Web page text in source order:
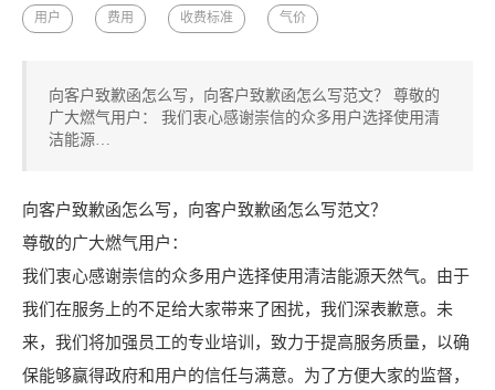
用户 费用 收费标准 气价
向客户致歉函怎么写，向客户致歉函怎么写范文？ 尊敬的
广大燃气用户： 我们衷心感谢崇信的众多用户选择使用清
洁能源…
向客户致歉函怎么写，向客户致歉函怎么写范文？
尊敬的广大燃气用户：
我们衷心感谢崇信的众多用户选择使用清洁能源天然气。由于
我们在服务上的不足给大家带来了困扰，我们深表歉意。未
来，我们将加强员工的专业培训，致力于提高服务质量，以确
保能够赢得政府和用户的信任与满意。为了方便大家的监督，